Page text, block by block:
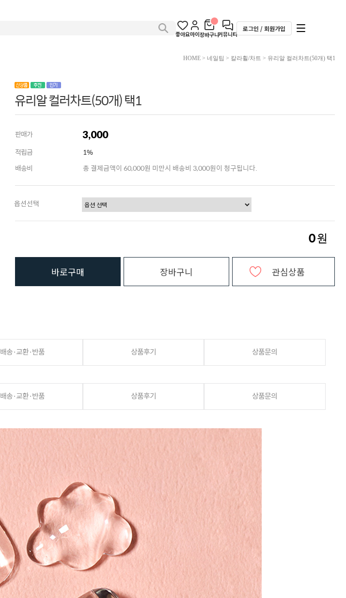
좋아요마이장바구니커뮤니티
로그인 / 회원가입
HOME> 네일팁 > 칼라휠/차트 > 유리알 컬러차트(50개) 택1
유리알 컬러차트(50개) 택1
판매가 3,000
적립금
1%
배송비
총 결제금액이 60,000원 미만시 배송비 3,000원이 청구됩니다.
옵션선택
0원
바로구매 장바구니 관심상품
배송·교환·반품 상품후기 상품문의
배송·교환·반품 상품후기 상품문의